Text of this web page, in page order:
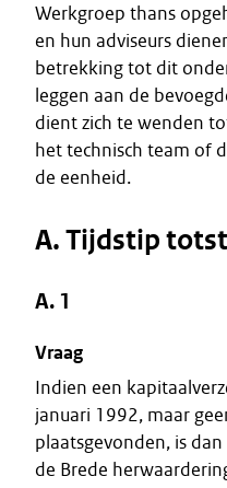
Werkgroep thans
en hun adviseurs
betrekking tot dit
leggen aan de
dient zich te wenden
het technisch team of
de eenheid.
A. Tijdstip
A. 1
Vraag
Indien een
januari 1992, maar
plaatsgevonden, is
de Brede